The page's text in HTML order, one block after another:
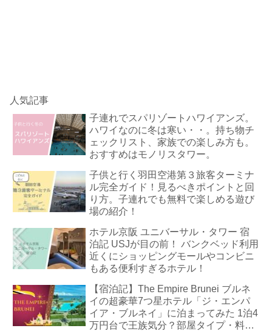
人気記事
子連れでスパリゾートハワイアンズ。
ハワイなのに冬は寒い・・。持ち物チ
ェックリスト、家族での楽しみ方も。
おすすめはモノリスタワー。
子供と行く羽田空港第３旅客ターミナ
ル完全ガイド！見るべきポイントと回
り方。子連れでも無料で楽しめる遊び
場の紹介！
ホテル京阪 ユニバーサル・タワー 宿
泊記 USJが目の前！ バンクベッド利用
近くにショッピングモールやコンビニ
もある便利すぎるホテル！
【宿泊記】The Empire Brunei ブルネ
イの超豪華7つ星ホテル「ジ・エンパ
イア・ブルネイ」に泊まってみた 1泊4
万円台で王族気分？部屋タイプ・料